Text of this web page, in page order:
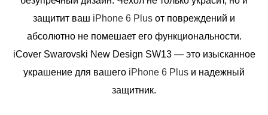
защитит ваш iPhone 6 Plus от повреждений и
абсолютно не помешает его функциональности.
iCover Swarovski New Design SW13 — это изысканное
украшение для вашего iPhone 6 Plus и надежный
защитник.